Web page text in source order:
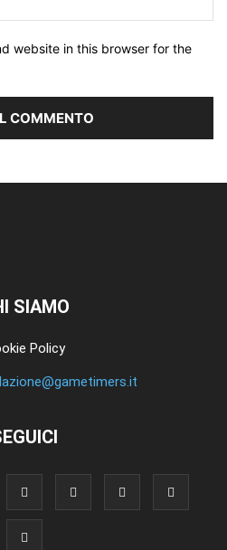
website in this browser for the
SIAMO
Policy